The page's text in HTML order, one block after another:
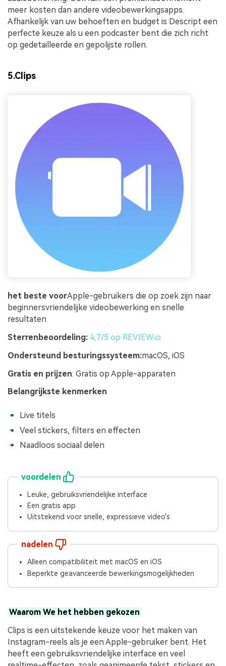
meer kosten dan andere videobewerkingsapps.
Afhankelijk van uw behoeften en budget is Descript een
perfecte keuze als u een podcaster bent die zich richt
op gedetailleerde en gepolijste rollen.
5.Clips
het beste voorApple-gebruikers die op zoek zijn naar
beginnersvriendelijke videobewerking en snelle
resultaten
Sterrenbeoordeling: 4,7/5 op REVIEW.io
Ondersteund besturingssysteem:macOS, iOS
Gratis en prijzen: Gratis op Apple-apparaten
Belangrijkste kenmerken
Live titels
Veel stickers, filters en effecten
Naadloos sociaal delen
voordelen
Leuke, gebruiksvriendelijke interface
Een gratis app
Uitstekend voor snelle, expressieve video's
nadelen
Alleen compatibiliteit met macOS en iOS
Beperkte geavanceerde bewerkingsmogelijkheden
Waarom We het hebben gekozen
Clips is een uitstekende keuze voor het maken van
Instagram-reels als je een Apple-gebruiker bent. Het
heeft een gebruiksvriendelijke interface en veel